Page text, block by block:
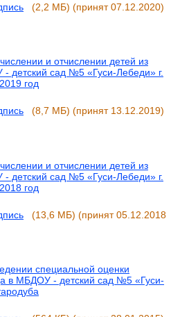
(2,2 МБ) (принят 07.12.2020)
и отчислении детей из
детский сад №5 «Гуси-Лебеди» г.
год
(8,7 МБ) (принят 13.12.2019)
и отчислении детей из
детский сад №5 «Гуси-Лебеди» г.
год
(13,6 МБ) (принят 05.12.2018)
специальной оценки
в МБДОУ - детский сад №5 «Гуси-